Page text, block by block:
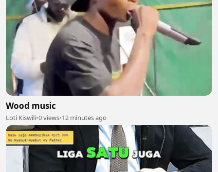
Wood music
Loti Kiswili•0 views•12 minutes ago